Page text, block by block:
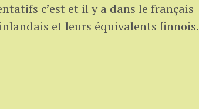
c’est et il y a dans le français
et leurs équivalents finnois.